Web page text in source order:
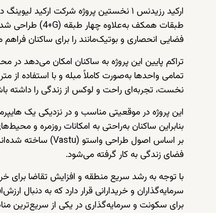
ارکید رزیدنس ۱ نخستین پروژه شرکت ارکید لیوینگ در منطقه دبی ساوث
طبقات همکف به‌علاوه چهار طبقه (G+4) طراحی شده و تنها شامل ۴۴ آپارتمان با مالکیت آزاد (
فضایی انحصاری و بوتیک‌مانند را برای ساکنان
تراکم پایین این پروژه به ساکنان امکان می‌دهد
تمامی واحدها به‌صورت کاملاً مبله و با استفاده از
نخست، تجربه‌ای راحت و لوکس از زندگی را داشته
این پروژه در موقعیتی مناسب و در نزدیکی یک
بنابراین ساکنان به‌راحتی به امکانات روزمره و
بر اساس اصول طراحی واستو (Vastu) ساخته
فضای زندگی به کار گرفته می‌شود.
با توجه به رشد سریع منطقه و افزایش تقاضا برای
برای سکونت و سرمایه‌گذاری در یکی از